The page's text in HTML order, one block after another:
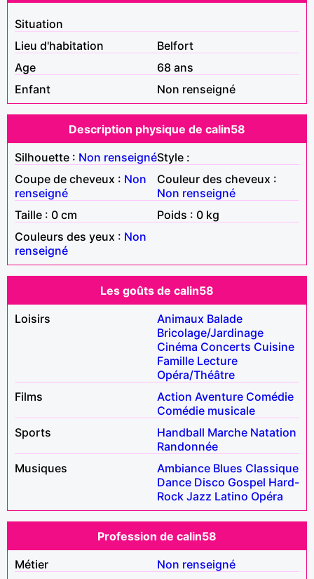
Situation
Lieu d'habitation
Belfort
Age
68 ans
Enfant
Non renseigné
Description physique de calin58
Silhouette : Non renseignéStyle :
Coupe de cheveux : Non
renseigné
Couleur des cheveux :
Non renseigné
Taille : 0 cm
Poids : 0 kg
Couleurs des yeux : Non
renseigné
Les goûts de calin58
Loisirs
Animaux Balade
Bricolage/Jardinage
Cinéma Concerts Cuisine
Famille Lecture
Opéra/Théâtre
Films
Action Aventure Comédie
Comédie musicale
Sports
Handball Marche Natation
Randonnée
Musiques
Ambiance Blues Classique
Dance Disco Gospel Hard-
Rock Jazz Latino Opéra
Profession de calin58
Métier
Non renseigné